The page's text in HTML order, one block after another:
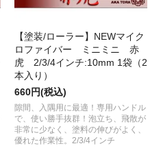
【塗装/ローラー】NEWマイク
ロファイバー ミニミニ 赤
虎 2/3/4インチ:10mm 1袋（2
本入り）
660円(税込)
隙間、入隅用に最適！専用ハンドル
で、使い勝手抜群！泡立ち、飛散が
非常に少なく、塗料の伸びがよく、
優れた作業性。2/3/4インチ